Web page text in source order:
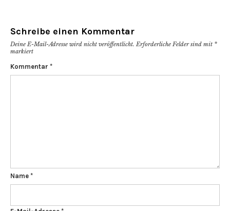
Schreibe einen Kommentar
Deine E-Mail-Adresse wird nicht veröffentlicht. Erforderliche Felder sind mit *
markiert
Kommentar *
Name *